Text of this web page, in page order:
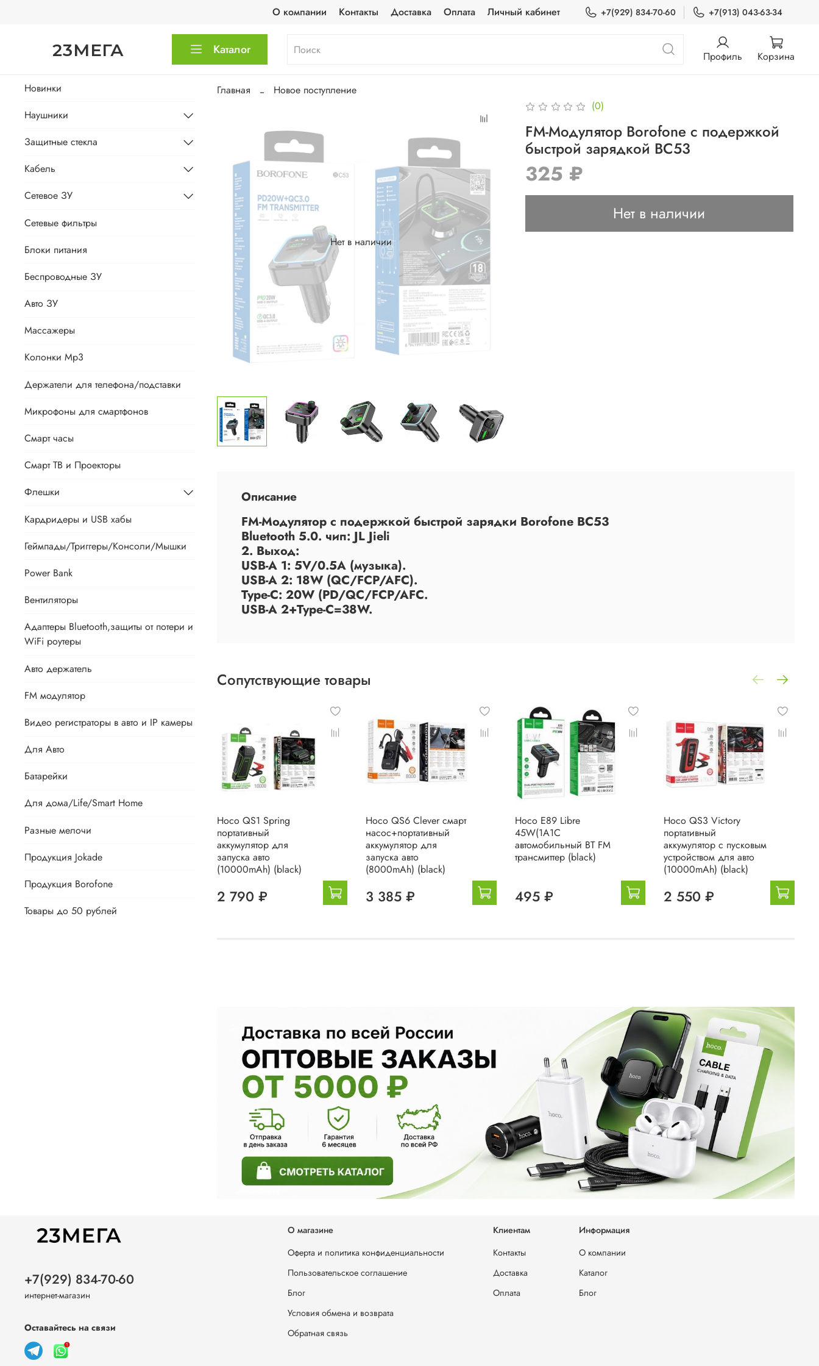
О компании Контакты Доставка Оплата Личный кабинет +7(929) 834-70-60 +7(913) 043-63-34
23МЕГА Каталог Профиль Корзина
Главная Новое поступление
Нет в наличии
(0)
FM-Модулятор Borofone с подержкой
быстрой зарядкой BC53
325 ₽
Нет в наличии
Описание
FM-Модулятор с подержкой быстрой зарядки Borofone BC53
Bluetooth 5.0. чип: JL Jieli
2. Выход:
USB-A 1: 5V/0.5A (музыка).
USB-A 2: 18W (QC/FCP/AFC).
Type-C: 20W (PD/QC/FCP/AFC.
USB-A 2+Type-C=38W.
Сопутствующие товары
Hoco QS1 Spring
портативный
аккумулятор для
запуска авто
(10000mAh) (black)
2 790 ₽
Hoco QS6 Clever смарт
насос+портативный
аккумулятор для
запуска авто
(8000mAh) (black)
3 385 ₽
Hoco E89 Libre
45W(1A1C
автомобильный BT FM
трансмиттер (black)
495 ₽
Hoco QS3 Victory
портативный
аккумулятор с пусковым
устройством для авто
(10000mAh) (black)
2 550 ₽
Новинки
Наушники
Защитные стекла
Кабель
Сетевое ЗУ
Сетевые фильтры
Блоки питания
Беспроводные ЗУ
Авто ЗУ
Массажеры
Колонки Mp3
Держатели для телефона/подставки
Микрофоны для смартфонов
Смарт часы
Смарт ТВ и Проекторы
Флешки
Кардридеры и USB хабы
Геймпады/Триггеры/Консоли/Мышки
Power Bank
Вентиляторы
Адаптеры Bluetooth,защиты от потери и
WiFi роутеры
Авто держатель
FM модулятор
Видео регистраторы в авто и IP камеры
Для Авто
Батарейки
Для дома/Life/Smart Home
Разные мелочи
Продукция Jokade
Продукция Borofone
Товары до 50 рублей
О магазине
Оферта и политика конфиденциальности
Пользовательское соглашение
Блог
Условия обмена и возврата
Обратная связь
Клиентам
Контакты
Доставка
Оплата
Информация
О компании
Каталог
Блог
+7(929) 834-70-60
интернет-магазин
Оставайтесь на связи